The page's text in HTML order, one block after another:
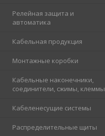
Релейная защита и
автоматика
Кабельная продукция
Монтажные коробки
Кабельные наконечники,
соединители, сжимы, клеммы
Кабеленесущие системы
Распределительные щиты